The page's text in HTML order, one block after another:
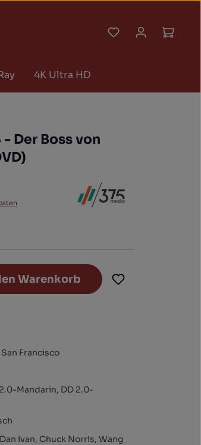
Du hast 0
4K Ultra HD
- Der Boss von
Warenkorb
Francisco
Mandarin, DD 2.0-
Ivan, Chuck Norris, Wang